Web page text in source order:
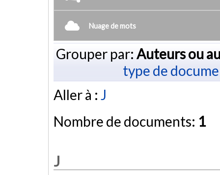
Nuage de mots
Grouper par: Auteurs ou
type de
Aller à : J
Nombre de documents: 1
J